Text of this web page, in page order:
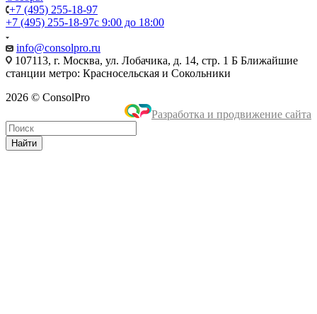
+7 (495) 255-18-97
+7 (495) 255-18-97с 9:00 до 18:00
info@consolpro.ru
107113, г. Москва, ул. Лобачика, д. 14, стр. 1 Б Ближайшие
станции метро: Красносельская и Сокольники
2026 © ConsolPro
Разработка и продвижение сайта
Найти